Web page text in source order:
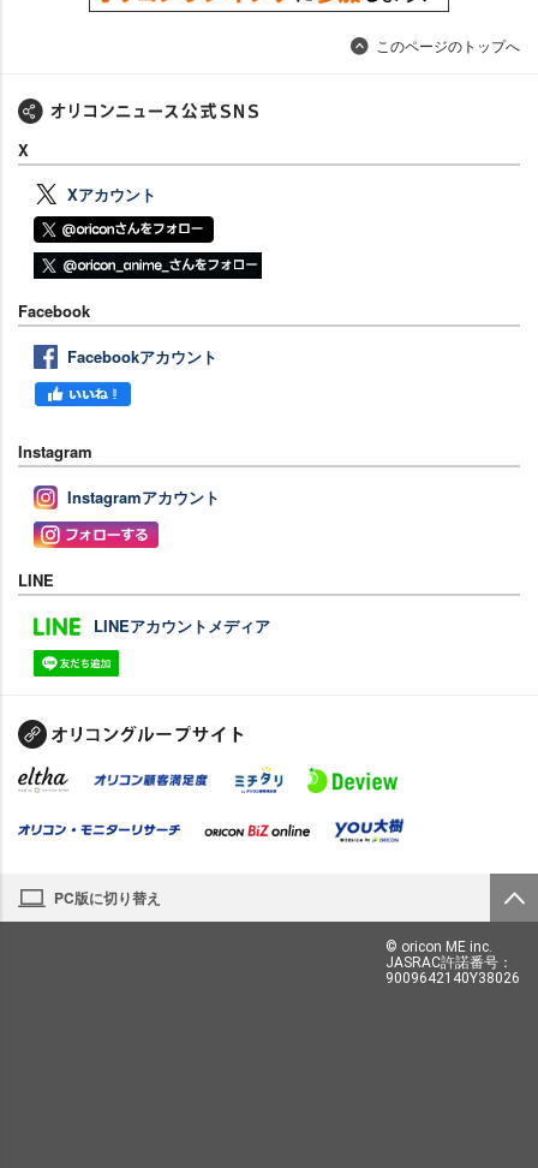
このページのトップへ
X
Xアカウント
Facebook
Facebookアカウント
Instagram
Instagramアカウント
LINE
LINEアカウントメディア
PC版に切り替え
© oricon ME inc.
JASRAC許諾番号：
9009642140Y38026